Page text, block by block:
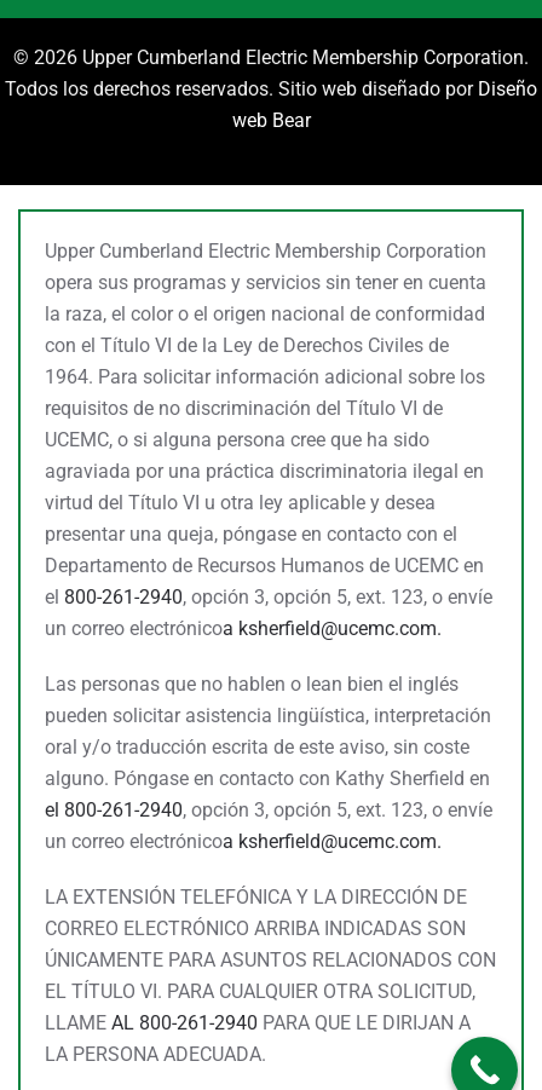
© 2026 Upper Cumberland Electric Membership Corporation.
Todos los derechos reservados. Sitio web diseñado por Diseño
web Bear
Upper Cumberland Electric Membership Corporation
opera sus programas y servicios sin tener en cuenta
la raza, el color o el origen nacional de conformidad
con el Título VI de la Ley de Derechos Civiles de
1964. Para solicitar información adicional sobre los
requisitos de no discriminación del Título VI de
UCEMC, o si alguna persona cree que ha sido
agraviada por una práctica discriminatoria ilegal en
virtud del Título VI u otra ley aplicable y desea
presentar una queja, póngase en contacto con el
Departamento de Recursos Humanos de UCEMC en
el 800-261-2940, opción 3, opción 5, ext. 123, o envíe
un correo electrónicoa ksherfield@ucemc.com.
Las personas que no hablen o lean bien el inglés
pueden solicitar asistencia lingüística, interpretación
oral y/o traducción escrita de este aviso, sin coste
alguno. Póngase en contacto con Kathy Sherfield en
el 800-261-2940, opción 3, opción 5, ext. 123, o envíe
un correo electrónicoa ksherfield@ucemc.com.
LA EXTENSIÓN TELEFÓNICA Y LA DIRECCIÓN DE
CORREO ELECTRÓNICO ARRIBA INDICADAS SON
ÚNICAMENTE PARA ASUNTOS RELACIONADOS CON
EL TÍTULO VI. PARA CUALQUIER OTRA SOLICITUD,
LLAME AL 800-261-2940 PARA QUE LE DIRIJAN A
LA PERSONA ADECUADA.